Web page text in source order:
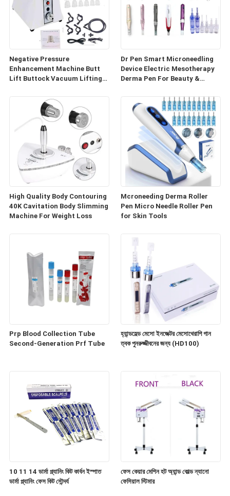
Negative Pressure
Enhancement Machine Butt
Lift Buttock Vacuum Lifting
Enlargement Machine
Dr Pen Smart Microneedling
Device Electric Mesotherapy
Derma Pen For Beauty &
High Quality Body Contouring
40K Cavitation Body Slimming
Machine For Weight Loss
Mcroneeding Derma Roller
Pen Micro Needle Roller Pen
for Skin Tools
Prp Blood Collection Tube
Second-Generation Prf Tube
হ্যান্ডহেল্ড মেসো ইনজেক্টর মেসোথেরাপি গান
ত্বক পুনরুজ্জীবনের জন্য (HD100)
10 11 14 ডার্মা প্ল্যানিং কিট কার্বন ইস্পাত
ডার্মা প্ল্যানিং ফেস কিট সৌন্দর্য
ফেস কেয়ার মেশিন হট অ্যান্ড কোল্ড ন্যানো
ফেসিয়াল স্টিমার